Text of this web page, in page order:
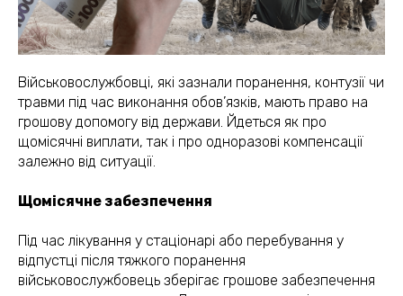
Військовослужбовці, які зазнали поранення, контузії чи
травми під час виконання обов’язків, мають право на
грошову допомогу від держави. Йдеться як про
щомісячні виплати, так і про одноразові компенсації
залежно від ситуації.
Щомісячне забезпечення
Під час лікування у стаціонарі або перебування у
відпустці після тяжкого поранення
військовослужбовець зберігає грошове забезпечення